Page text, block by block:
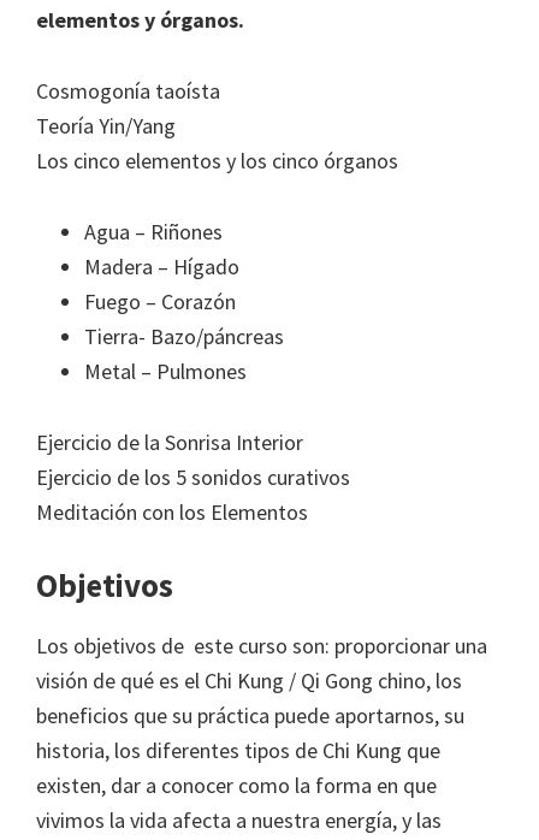
elementos y órganos.
Cosmogonía taoísta
Teoría Yin/Yang
Los cinco elementos y los cinco órganos
Agua – Riñones
Madera – Hígado
Fuego – Corazón
Tierra- Bazo/páncreas
Metal – Pulmones
Ejercicio de la Sonrisa Interior
Ejercicio de los 5 sonidos curativos
Meditación con los Elementos
Objetivos
Los objetivos de este curso son: proporcionar una
visión de qué es el Chi Kung / Qi Gong chino, los
beneficios que su práctica puede aportarnos, su
historia, los diferentes tipos de Chi Kung que
existen, dar a conocer como la forma en que
vivimos la vida afecta a nuestra energía, y las